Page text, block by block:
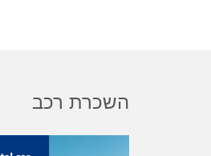
השכרת רכב